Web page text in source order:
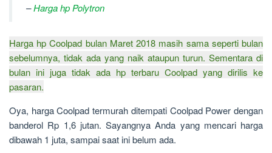
–Harga hp Polytron
Harga hp Coolpad bulan Maret 2018 masih sama seperti bulan
sebelumnya, tidak ada yang naik ataupun turun. Sementara di
bulan ini juga tidak ada hp terbaru Coolpad yang dirilis ke
pasaran.
Oya, harga Coolpad termurah ditempati Coolpad Power dengan
banderol Rp 1,6 jutan. Sayangnya Anda yang mencari harga
dibawah 1 juta, sampai saat ini belum ada.